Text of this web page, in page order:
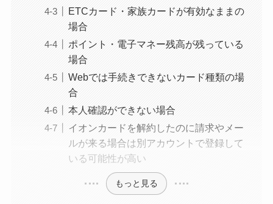
め！電話が繋がらな
ニーを電話から解約
ETCカード・家族カードが有効なままの
場合
ポイント・電子マネー残高が残っている
場合
Webでは手続きできないカード種類の場
合
本人確認ができない場合
イオンカードを解約したのに請求やメー
ルが来る場合は別アカウントで登録して
いる可能性が高い
もっと見る